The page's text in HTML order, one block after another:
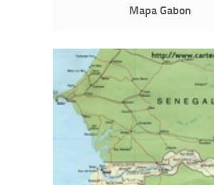
Mapa Gabon